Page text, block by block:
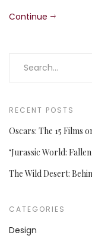
Continue
RECENT POSTS
Oscars: The 15 Films
‘Jurassic World:
The Wild Desert:
CATEGORIES
Design